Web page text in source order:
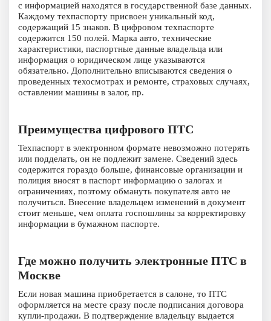
с информацией находятся в государственной базе данных.
Каждому техпаспорту присвоен уникальный код,
содержащий 15 знаков. В цифровом техпаспорте
содержится 150 полей. Марка авто, технические
характеристики, паспортные данные владельца или
информация о юридическом лице указываются
обязательно. Дополнительно вписываются сведения о
проведенных техосмотрах и ремонте, страховых случаях,
оставлении машины в залог, пр.
Преимущества цифрового ПТС
Техпаспорт в электронном формате невозможно потерять
или подделать, он не подлежит замене. Сведений здесь
содержится гораздо больше, финансовые организации и
полиция вносят в паспорт информацию о залогах и
ограничениях, поэтому обмануть покупателя авто не
получиться. Внесение владельцем изменений в документ
стоит меньше, чем оплата госпошлины за корректировку
информации в бумажном паспорте.
Где можно получить электронные ПТС в
Москве
Если новая машина приобретается в салоне, то ПТС
оформляется на месте сразу после подписания договора
купли-продажи. В подтверждение владельцу выдается